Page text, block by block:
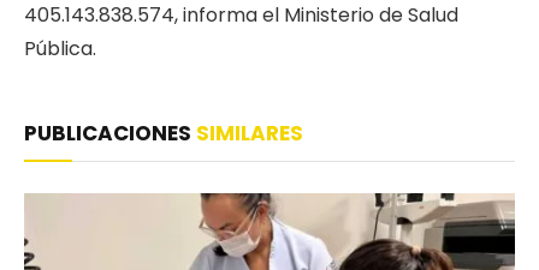
405.143.838.574, informa el Ministerio de Salud
Pública.
PUBLICACIONES SIMILARES